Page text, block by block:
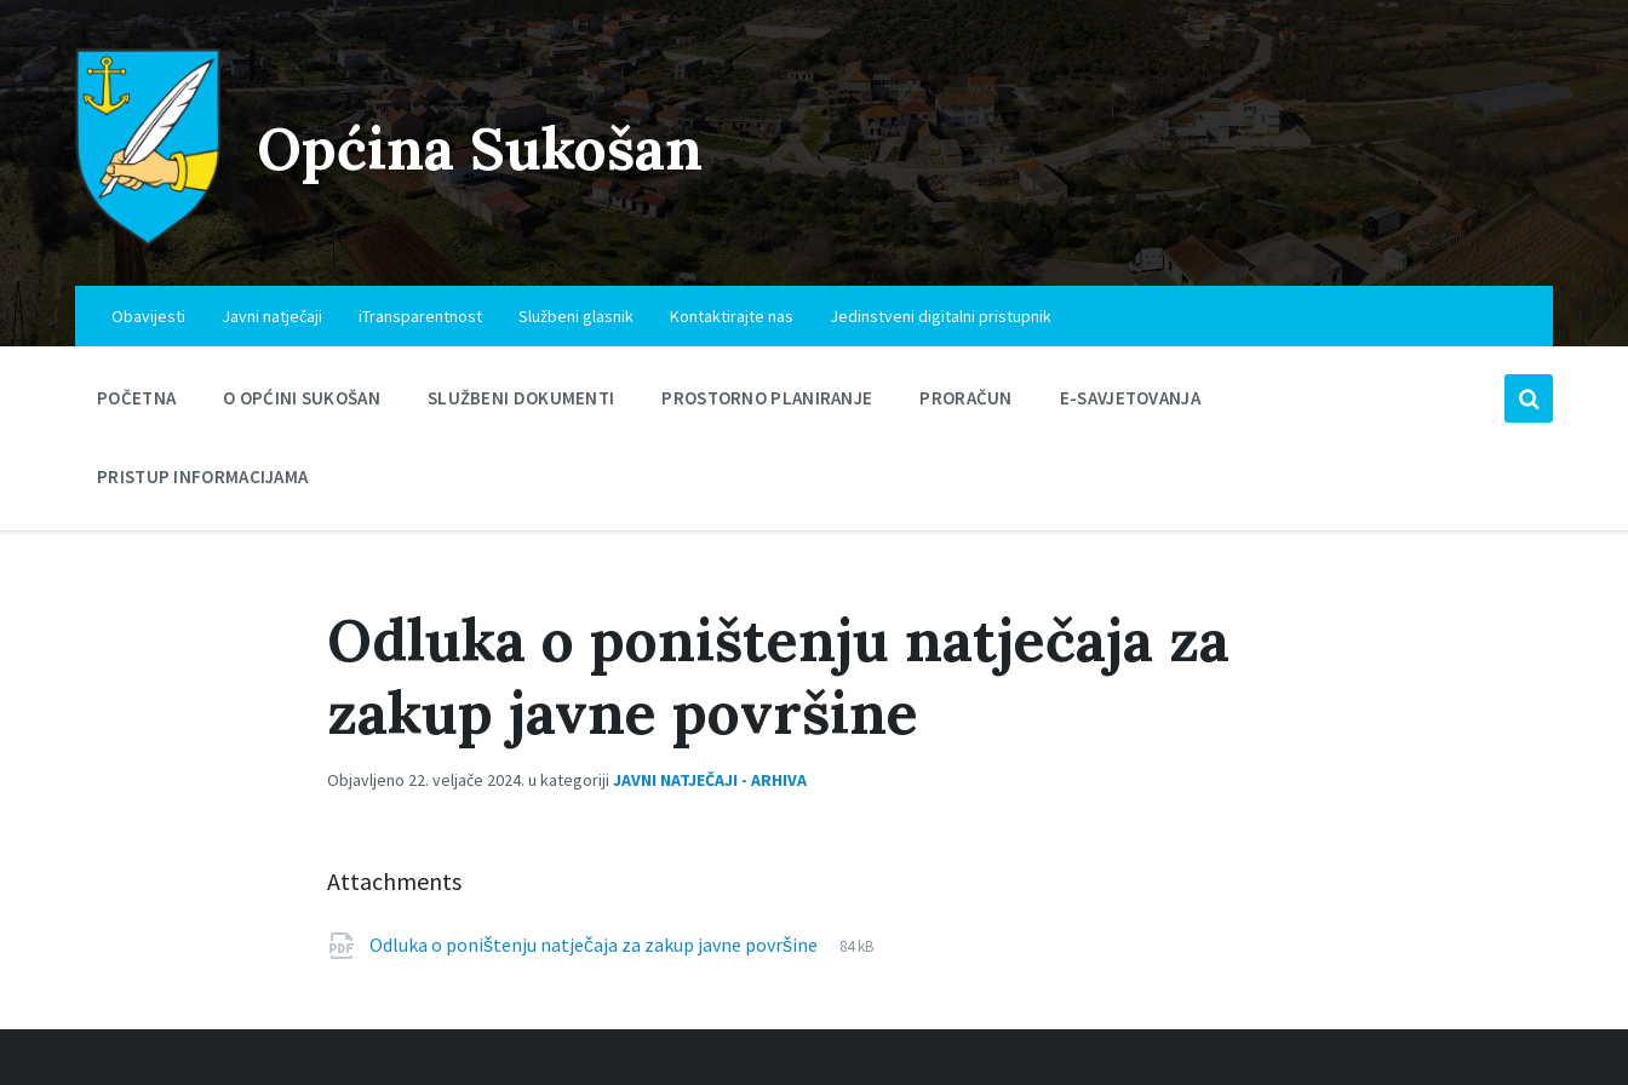
Skip
content
Skip
main
navigation
Skip
footer
Općina Sukošan
Obavijesti Javni natječaji iTransparentnost Službeni glasnik Kontaktirajte nas Jedinstveni digitalni pristupnik
POČETNA O OPĆINI SUKOŠAN SLUŽBENI DOKUMENTI PROSTORNO PLANIRANJE PRORAČUN E-SAVJETOVANJA
PRISTUP INFORMACIJAMA
Odluka o poništenju natječaja za
zakup javne površine
Objavljeno 22. veljače 2024. u kategorijiJAVNI NATJEČAJI - ARHIVA
Attachments
Odluka o poništenju natječaja za zakup javne površine
File
pdf
File
84 kB